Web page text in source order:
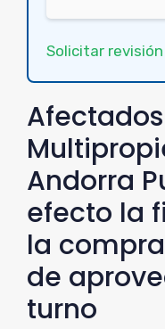
Solicitar
Afectados
Andorra
efecto la
la
de
turno